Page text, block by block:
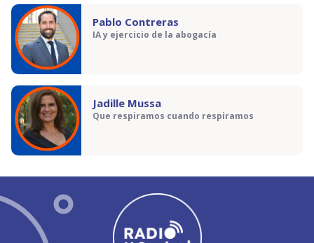
Pablo Contreras
IA y ejercicio de la abogacía
Jadille Mussa
Que respiramos cuando respiramos